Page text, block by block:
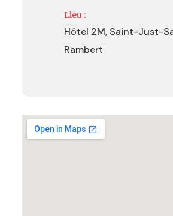
Lieu :
Hôtel 2M, Saint-Just-
Rambert